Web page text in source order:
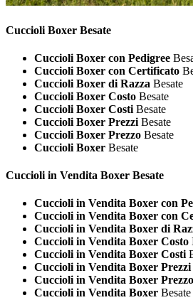
Cuccioli Boxer Besate
Cuccioli Boxer con Pedigree
Cuccioli Boxer con Certificato
Cuccioli Boxer di Razza Besate
Cuccioli Boxer Costo Besate
Cuccioli Boxer Costi Besate
Cuccioli Boxer Prezzi Besate
Cuccioli Boxer Prezzo Besate
Cuccioli Boxer Besate
Cuccioli in Vendita Boxer Besate
Cuccioli in Vendita Boxer con
Cuccioli in Vendita Boxer con
Cuccioli in Vendita Boxer di
Cuccioli in Vendita Boxer Costo
Cuccioli in Vendita Boxer Costi
Cuccioli in Vendita Boxer Prezzi
Cuccioli in Vendita Boxer Prezzo
Cuccioli in Vendita Boxer Besate